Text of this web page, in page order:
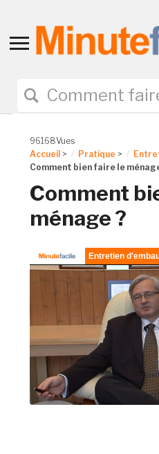
Toggle
navigation
96168Vues
Accueil > Pratique >
Comment bien faire le
Comment
ménage ?